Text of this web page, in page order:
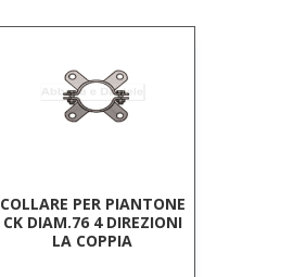
COLLARE PER PIANTONE
CK DIAM.76 4 DIREZIONI
LA COPPIA